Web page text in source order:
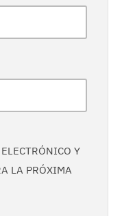
Y
LA PRÓXIMA